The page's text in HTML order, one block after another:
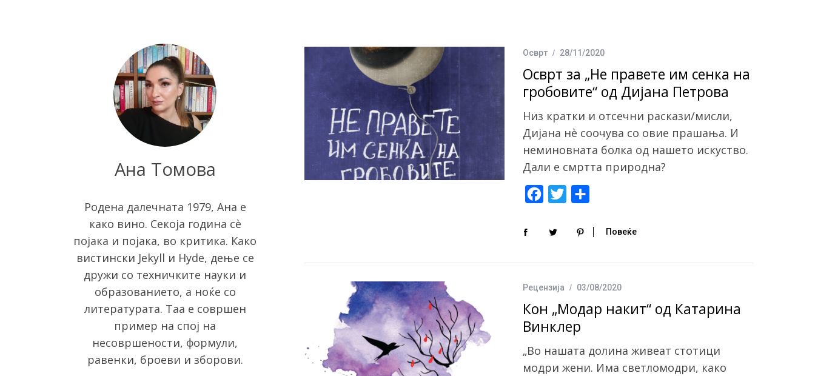
Ана Томова
Родена далечната 1979, Ана е
како вино. Секоја година сè
појака и појака, во критика. Како
вистински Jekyll и Hyde, дење се
дружи со техничките науки и
образованието, а ноќе со
литературата. Таа е совршен
пример на спој на
несовршености, формули,
равенки, броеви и зборови.
Осврт 28/11/2020
Осврт за „Не правете им сенка на
гробовите“ од Дијана Петрова
Низ кратки и отсечни раскази/мисли,
Дијана нè соочува со овие прашања. И
неминовната болка од нашето искуство.
Дали е смртта природна?
b
o
o
k
t
e
r
a
e
Повеќе
Рецензија 03/08/2020
Кон „Модар накит“ од Катарина
Винклер
„Во нашата долина живеат стотици
модри жени. Има светломодри, како
a
r
c
h
o
r
: